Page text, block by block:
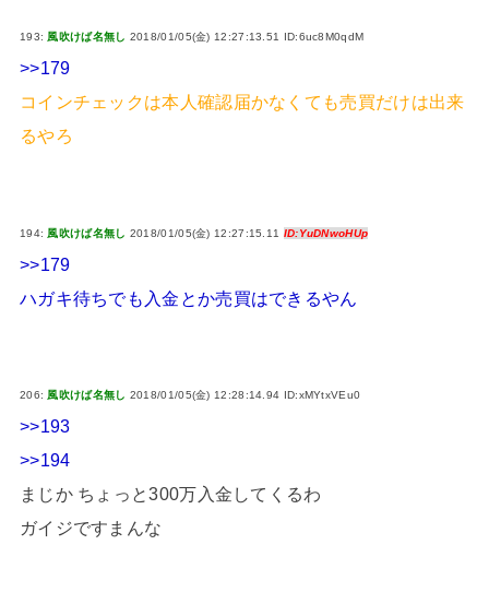
193:風吹けば名無し 2018/01/05(金) 12:27:13.51 ID:6uc8M0qdM
>>179
コインチェックは本人確認届かなくても売買だけは出来
るやろ
194: 風吹けば名無し 2018/01/05(金) 12:27:15.11 ID:YuDNwoHUp
>>179
ハガキ待ちでも入金とか売買はできるやん
206: 風吹けば名無し 2018/01/05(金) 12:28:14.94 ID:xMYtxVEu0
>>193
>>194
まじか ちょっと300万入金してくるわ
ガイジですまんな